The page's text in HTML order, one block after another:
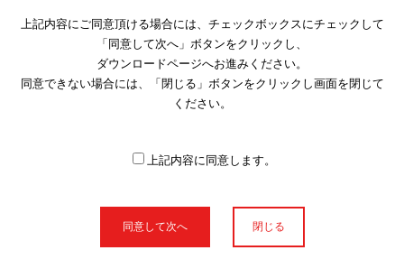
本サイトに公開されている取扱説明書は、製品が発売された時点
のものを掲載しております。従いまして本サイトに掲載されてい
る取扱説明書の記載内容とお客さまがお持ちの製品の仕様がその
後のマイナーチェンジ等で変更になる場合がございます。本サイ
トに公開されている取扱説明書の内容とお手持ちの製品の仕様に
使用上のご注意や安全上のご注意、また測定基準や数値等は取扱
説明書が作成された時点での基準に応じた内容となっております
上記内容にご同意頂ける場合には、チェックボックスにチェックして
「同意して次へ」ボタンをクリックし、
ダウンロードページへお進みください。
同意できない場合には、「閉じる」ボタンをクリックし画面を閉じて
ください。
上記内容に同意します。
閉じる